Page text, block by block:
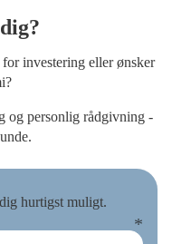
investering eller ønsker
og personlig rådgivning -
hurtigst muligt.